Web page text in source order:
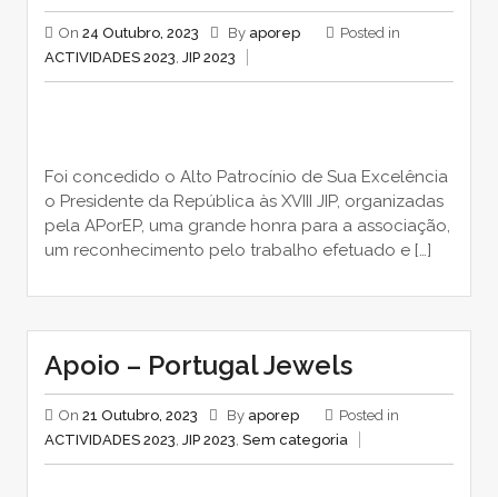
On 24 Outubro, 2023 By aporep
Posted in
ACTIVIDADES 2023 JIP 2023
Foi concedido o Alto Patrocínio de Sua Excelência
o Presidente da República às XVIII JIP, organizadas
pela APorEP, uma grande honra para a associação,
um reconhecimento pelo trabalho efetuado e […]
Apoio – Portugal Jewels
On 21 Outubro, 2023 By aporep
Posted in
ACTIVIDADES 2023, JIP 2023, Sem categoria